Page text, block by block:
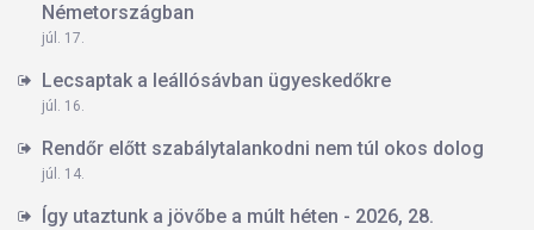
Németországban
júl. 17.
Lecsaptak a leállósávban ügyeskedőkre
júl. 16.
Rendőr előtt szabálytalankodni nem túl okos dolog
júl. 14.
Így utaztunk a jövőbe a múlt héten - 2026, 28.